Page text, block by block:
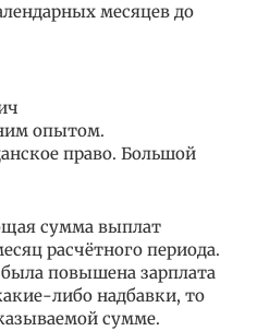
месяцев до
опытом.
право. Большой
сумма выплат
расчётного периода.
повышена зарплата
либо надбавки, то
сумме.